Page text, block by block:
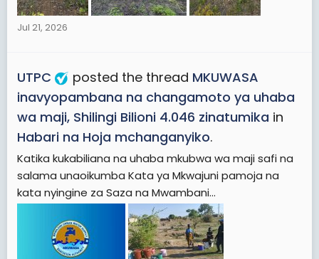
Jul 21, 2026
UTPC posted the thread MKUWASA
inavyopambana na changamoto ya uhaba
wa maji, Shilingi Bilioni 4.046 zinatumika in
Habari na Hoja mchanganyiko.
Katika kukabiliana na uhaba mkubwa wa maji safi na
salama unaoikumba Kata ya Mkwajuni pamoja na
kata nyingine za Saza na Mwambani...